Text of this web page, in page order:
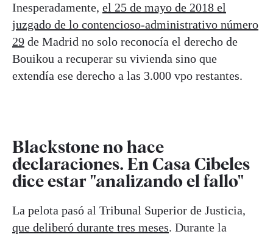
Inesperadamente, el 25 de mayo de 2018 el
juzgado de lo contencioso-administrativo número
29 de Madrid no solo reconocía el derecho de
Bouikou a recuperar su vivienda sino que
extendía ese derecho a las 3.000 vpo restantes.
Blackstone no hace
declaraciones. En Casa Cibeles
dice estar "analizando el fallo"
La pelota pasó al Tribunal Superior de Justicia,
que deliberó durante tres meses. Durante la